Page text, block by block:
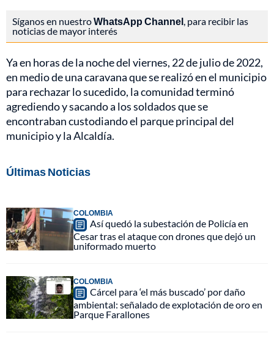
Síganos en nuestroWhatsApp Channel , para recibir las
noticias de mayor interés
Ya en horas de la noche del viernes, 22 de julio de 2022,
en medio de una caravana que se realizó en el municipio
para rechazar lo sucedido, la comunidad terminó
agrediendo y sacando a los soldados que se
encontraban custodiando el parque principal del
municipio y la Alcaldía.
Últimas Noticias
COLOMBIA
Así quedó la subestación de Policía en
Cesar tras el ataque con drones que dejó un
uniformado muerto
COLOMBIA
Cárcel para ‘el más buscado’ por daño
ambiental: señalado de explotación de oro en
Parque Farallones